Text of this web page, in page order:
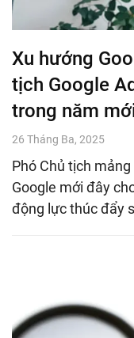
Xu hướng
tịch Google
trong năm
26 Tháng Ba, 2025
Phó Chủ tịch
Google mới đây
động lực thúc đẩy